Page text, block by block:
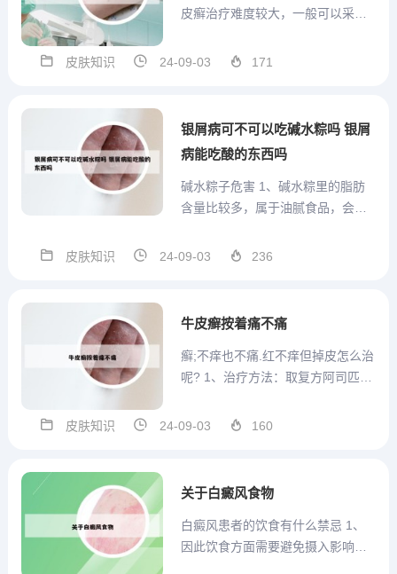
皮癣治疗难度较大，一般可以采用
复发几率，平时也要加强锻炼，提
癣。2、根据临床特点可分为黄癣、
皮肤知识 24-09-03 171
银屑病可不可以吃碱水粽吗 银屑
病能吃酸的东西吗
碱水粽子危害 1、碱水粽里的脂肪
含量比较多，属于油腻食品，会增
压、高血脂、冠心病的人如果吃的
2、影响身体对营养的吸收 食用碱
皮肤知识 24-09-03 236
牛皮癣按着痛不痛
癣;不痒也不痛.红不痒但掉皮怎么治
呢? 1、治疗方法：取复方阿司匹林
匀，用温水洗净脚后，擦干，涂擦
45例，瘙痒症状完全消失，局部皮
皮肤知识 24-09-03 160
关于白癜风食物
白癜风患者的饮食有什么禁忌 1、
因此饮食方面需要避免摄入影响皮